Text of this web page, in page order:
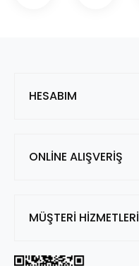
HESABIM
ONLİNE ALIŞVERİŞ
MÜŞTERİ HİZMETLERİ